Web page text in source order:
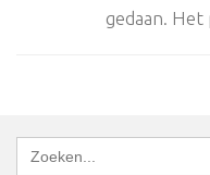
gedaan.
Zoek
naar: